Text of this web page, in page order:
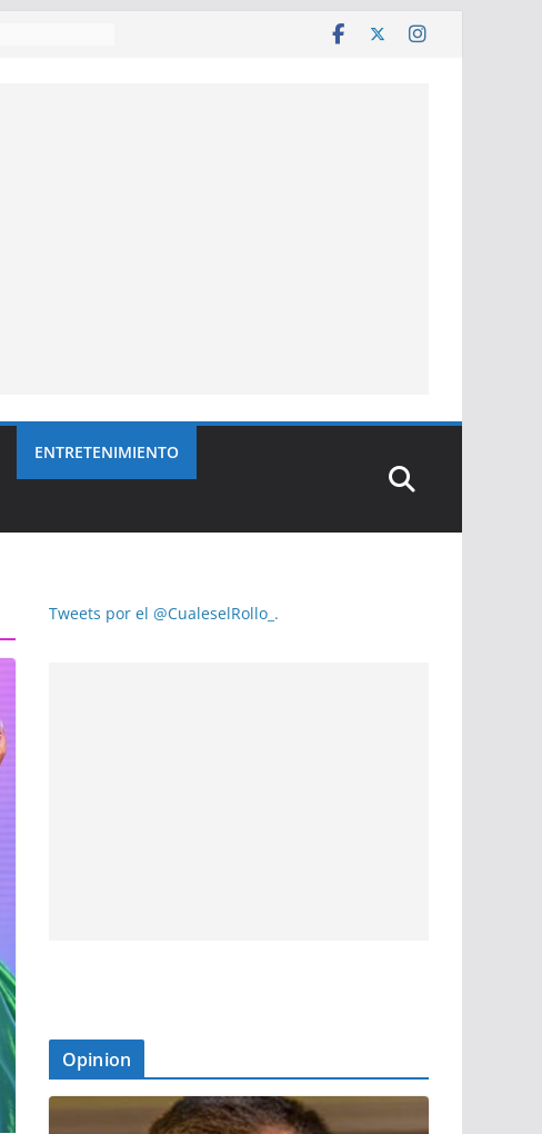
ENTRETENIMIENTO
Tweets por el @CualeselRollo_.
Opinion